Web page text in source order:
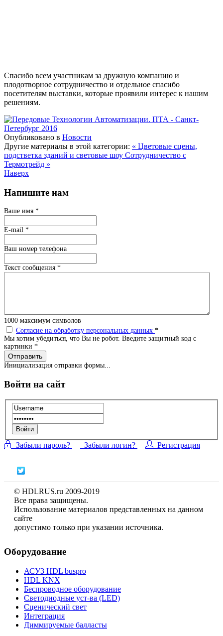
Спасибо всем участникам за дружную компанию и
плодотворное сотрудничество и отдельное спасибо
посетителям выставки, которые проявили интерес к нашим
решениям.
Опубликовано в Новости
Другие материалы в этой категории: « Цветовые сцены,
подстветка зданий и световые шоу Сотрудничество с
Термотрейд »
Наверх
Напишите нам
Ваше имя *
E-mail *
Ваш номер телефона
Текст сообщения *
1000 максимум символов
Согласие на обработку персональных данных *
Мы хотим убедиться, что Вы не робот. Введите защитный код с
картинки *
Отправить
Инициализация отправки формы...
Войти на сайт
Войти
Забыли пароль? Забыли логин? Регистрация
© HDLRUS.ru 2009-2019
Все права защищены.
Использование материалов представленных на данном
сайте
допустимо только при указании источника.
Оборудование
АСУЗ HDL buspro
HDL KNX
Беспроводное оборудование
Светодиодные уст-ва (LED)
Сценический свет
Интеграция
Диммируемые балласты